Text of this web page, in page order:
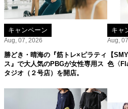
キャンペーン
Aug, 07, 2026
勝どき・晴海の『筋トレ×ピラティ
ス』で大人気のPBGが女性専用ス
タジオ（２号店）を開店。
キャ
Aug,
【
色〈